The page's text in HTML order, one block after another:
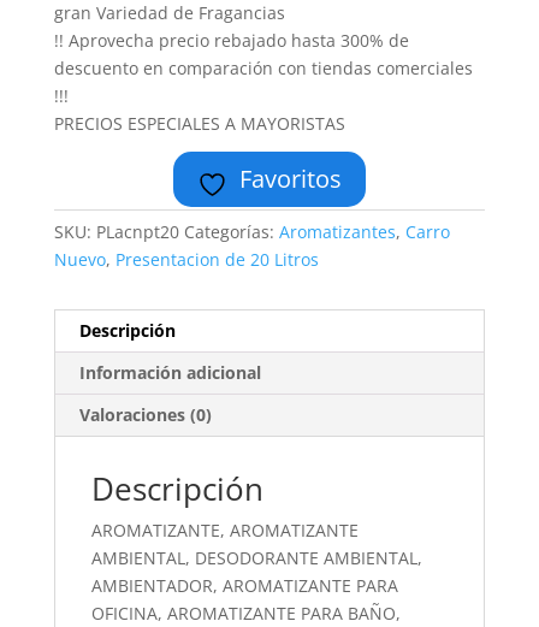
gran Variedad de Fragancias
!! Aprovecha precio rebajado hasta 300% de
descuento en comparación con tiendas comerciales
!!!
PRECIOS ESPECIALES A MAYORISTAS
Favoritos
SKU: PLacnpt20 Categorías: Aromatizantes, Carro
Nuevo, Presentacion de 20 Litros
Descripción
Información adicional
Valoraciones (0)
Descripción
AROMATIZANTE, AROMATIZANTE
AMBIENTAL, DESODORANTE AMBIENTAL,
AMBIENTADOR, AROMATIZANTE PARA
OFICINA, AROMATIZANTE PARA BAÑO,